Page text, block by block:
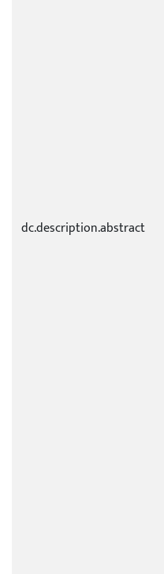
dc.description.abstract